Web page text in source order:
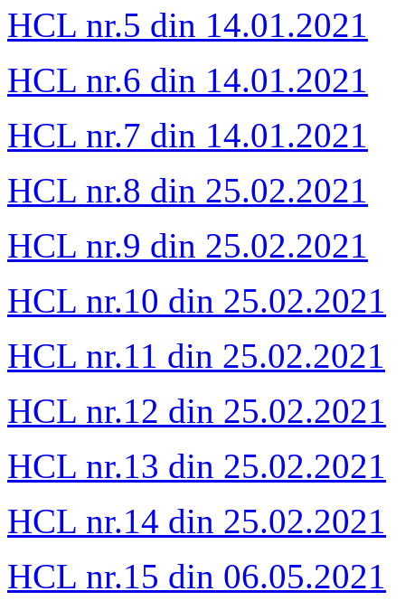
HCL nr.5 din 14.01.2021
HCL nr.6 din 14.01.2021
HCL nr.7 din 14.01.2021
HCL nr.8 din 25.02.2021
HCL nr.9 din 25.02.2021
HCL nr.10 din 25.02.2021
HCL nr.11 din 25.02.2021
HCL nr.12 din 25.02.2021
HCL nr.13 din 25.02.2021
HCL nr.14 din 25.02.2021
HCL nr.15 din 06.05.2021